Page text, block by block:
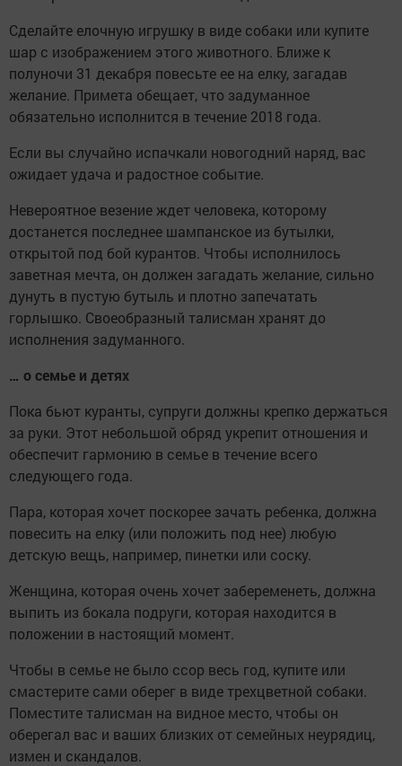
Сделайте елочную игрушку в виде собаки или купите
шар с изображением этого животного. Ближе к
полуночи 31 декабря повесьте ее на елку, загадав
желание. Примета обещает, что задуманное
обязательно исполнится в течение 2018 года.
Если вы случайно испачкали новогодний наряд, вас
ожидает удача и радостное событие.
Невероятное везение ждет человека, которому
достанется последнее шампанское из бутылки,
открытой под бой курантов. Чтобы исполнилось
заветная мечта, он должен загадать желание, сильно
дунуть в пустую бутыль и плотно запечатать
горлышко. Своеобразный талисман хранят до
исполнения задуманного.
… о семье и детях
Пока бьют куранты, супруги должны крепко держаться
за руки. Этот небольшой обряд укрепит отношения и
обеспечит гармонию в семье в течение всего
следующего года.
Пара, которая хочет поскорее зачать ребенка, должна
повесить на елку (или положить под нее) любую
детскую вещь, например, пинетки или соску.
Женщина, которая очень хочет забеременеть, должна
выпить из бокала подруги, которая находится в
положении в настоящий момент.
Чтобы в семье не было ссор весь год, купите или
смастерите сами оберег в виде трехцветной собаки.
Поместите талисман на видное место, чтобы он
оберегал вас и ваших близких от семейных неурядиц,
измен и скандалов.